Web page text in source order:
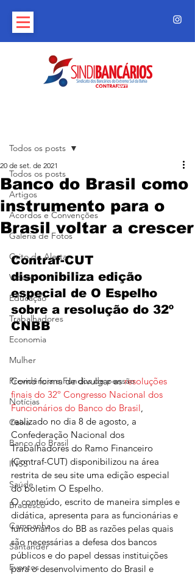
Todos os posts
Artigos
Acordos e Convenções
Galeria de Fotos
Grito de Alerta
Vídeos
Educação
Trabalhadores
Economia
Mulher
Previdência e Fundos de pensão
Notícias
Caixa
Banco do Brasil
INSS
Saúde
Bradesco
Campanha
Santander
Eventos
Todos os posts
Banco do Brasil como
instrumento para o
Brasil voltar a crescer
20 de set. de 2021
Contraf-CUT
disponibiliza edição
especial de O Espelho
sobre a resolução do 32º
CNBB
Como forma de divulgar as resoluções
finais do 32º Congresso Nacional dos
Funcionários do Banco do Brasil,
realizado no dia 8 de agosto, a
Confederação Nacional dos
Trabalhadores do Ramo Financeiro
(Contraf-CUT) disponibilizou na área
restrita de seu site uma edição especial
do boletim O Espelho.
O conteúdo, escrito de maneira simples e
didática, apresenta para as funcionárias e
funcionários do BB as razões pelas quais
são necessárias a defesa dos bancos
públicos e do papel dessas instituições
para o desenvolvimento do Brasil e